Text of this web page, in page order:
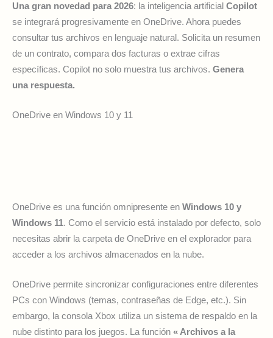
Una gran novedad para 2026: la inteligencia artificial Copilot
se integrará progresivamente en OneDrive. Ahora puedes
consultar tus archivos en lenguaje natural. Solicita un resumen
de un contrato, compara dos facturas o extrae cifras
específicas. Copilot no solo muestra tus archivos. Genera
una respuesta.
OneDrive en Windows 10 y 11
OneDrive es una función omnipresente en Windows 10 y
Windows 11. Como el servicio está instalado por defecto, solo
necesitas abrir la carpeta de OneDrive en el explorador para
acceder a los archivos almacenados en la nube.
OneDrive permite sincronizar configuraciones entre diferentes
PCs con Windows (temas, contraseñas de Edge, etc.). Sin
embargo, la consola Xbox utiliza un sistema de respaldo en la
nube distinto para los juegos. La función « Archivos a la